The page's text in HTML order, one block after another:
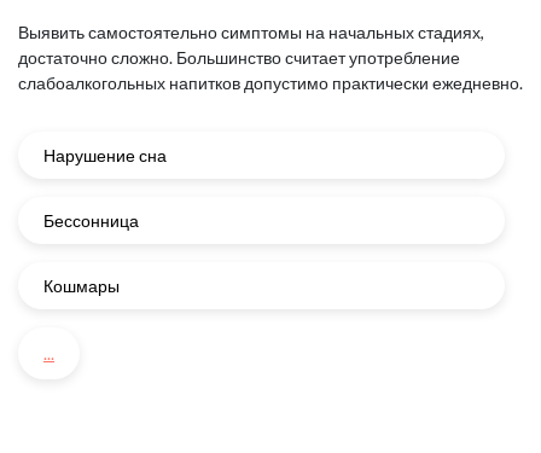
Выявить самостоятельно симптомы на начальных стадиях,
достаточно сложно. Большинство считает употребление
слабоалкогольных напитков допустимо практически ежедневно.
Нарушение сна
Бессонница
Кошмары
...